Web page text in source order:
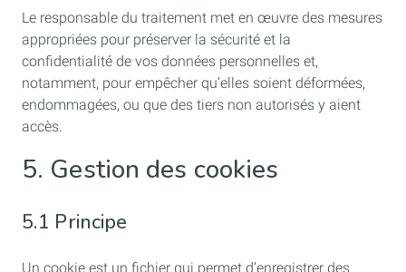
Le responsable du traitement met en œuvre des mesures
appropriées pour préserver la sécurité et la
confidentialité de vos données personnelles et,
notamment, pour empêcher qu’elles soient déformées,
endommagées, ou que des tiers non autorisés y aient
accès.
5. Gestion des cookies
5.1 Principe
Un cookie est un fichier qui permet d’enregistrer des